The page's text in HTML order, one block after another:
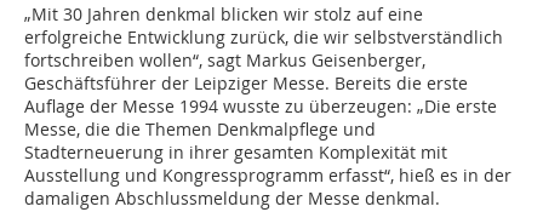
„Mit 30 Jahren denkmal blicken wir stolz auf eine
erfolgreiche Entwicklung zurück, die wir selbst­verständlich
fortschreiben wollen“, sagt Markus ­Geisenberger,
Geschäftsführer der Leipziger Messe. Bereits die erste
Auflage der Messe 1994 wusste zu überzeugen: „Die erste
Messe, die die Themen Denkmalpflege und
Stadterneuerung in ihrer gesamten Komplexität mit
Ausstellung und Kongressprogramm erfasst“, hieß es in der
damaligen Abschlussmeldung der Messe denkmal.